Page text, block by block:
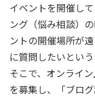
イベントを開催し
ング（悩み相談）
ントの開催場所が
に質問したいとい
そこで、オンライ
を募集し、「ブロ